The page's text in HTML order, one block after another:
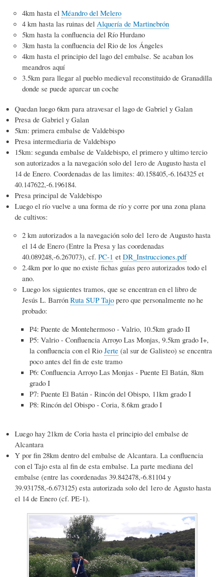
4km hasta el Méandro del Melero
4 km hasta las ruinas del Alquería de Martinebrón
5km hasta la confluencia del Río Hurdano
3km hasta la confluencia del Rio de los Ángeles
4km hasta el principio del lago del embalse. Se acaban los
meandros aquí
3.5km para llegar al pueblo medieval reconstituido de Granadilla
donde se puede aparcar un coche
Quedan luego 6km para atravesar el lago de Gabriel y Galan
Presa de Gabriel y Galan
5km: primera embalse de Valdebispo
Presa intermediaria de Valdebispo
15km: segunda embalse de Valdebispo, el primero y ultimo tercio
son autorizados a la navegación solo del 1ero de Augusto hasta el
14 de Enero. Coordenadas de las limites: 40.158405,-6.164325 et
40.147622,-6.196184.
Presa principal de Valdebispo
Luego el río vuelve a una forma de río y corre por una zona plana
de cultivos:
2 km autorizados a la navegación solo del 1ero de Augusto hasta
el 14 de Enero (Entre la Presa y las coordenadas
40.089248,-6.267073), cf. PC-1 et DR_Instrucciones.pdf
2.4km por lo que no existe fichas guías pero autorizados todo el
ano.
Luego los siguientes tramos, que se encentran en el libro de
Jesús L. Barrón Ruta SUP Tajo pero que personalmente no he
probado:
P4: Puente de Montehermoso - Valrio, 10.5km grado II
P5: Valrio - Confluencia Arroyo Las Monjas, 9.5km grado I+,
la confluencia con el Rio Jerte (al sur de Galisteo) se encentra
poco antes del fin de este tramo
P6: Confluencia Arroyo Las Monjas - Puente El Batán, 8km
grado I
P7: Puente El Batán - Rincón del Obispo, 11km grado I
P8: Rincón del Obispo - Coria, 8.6km grado I
Luego hay 21km de Coria hasta el principio del embalse de
Alcantara
Y por fin 28km dentro del embalse de Alcantara. La confluencia
con el Tajo esta al fin de esta embalse. La parte mediana del
embalse (entre las coordenadas 39.842478,-6.81104 y
39.931758,-6.673125) esta autorizada solo del 1ero de Agusto hasta
el 14 de Enero (cf. PE-1).